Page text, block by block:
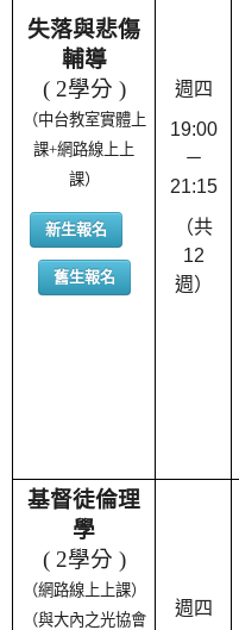
失落與悲傷
輔導
( 2學分 )
（中台教室實體上
課+網路線上上
課）
新生報名
舊生報名
週四
19:00
－
21:15
（共
12
週）
基督徒倫理
學
( 2學分 )
（網路線上上課）
（與大內之光協會
週四